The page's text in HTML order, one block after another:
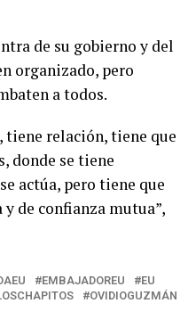
de su gobierno y del
organizado, pero
a todos.
tiene relación, tiene que
donde se tiene
actúa, pero tiene que
de confianza mutua”,
EMBAJADOREU
EU
OVIDIOGUZMÁN